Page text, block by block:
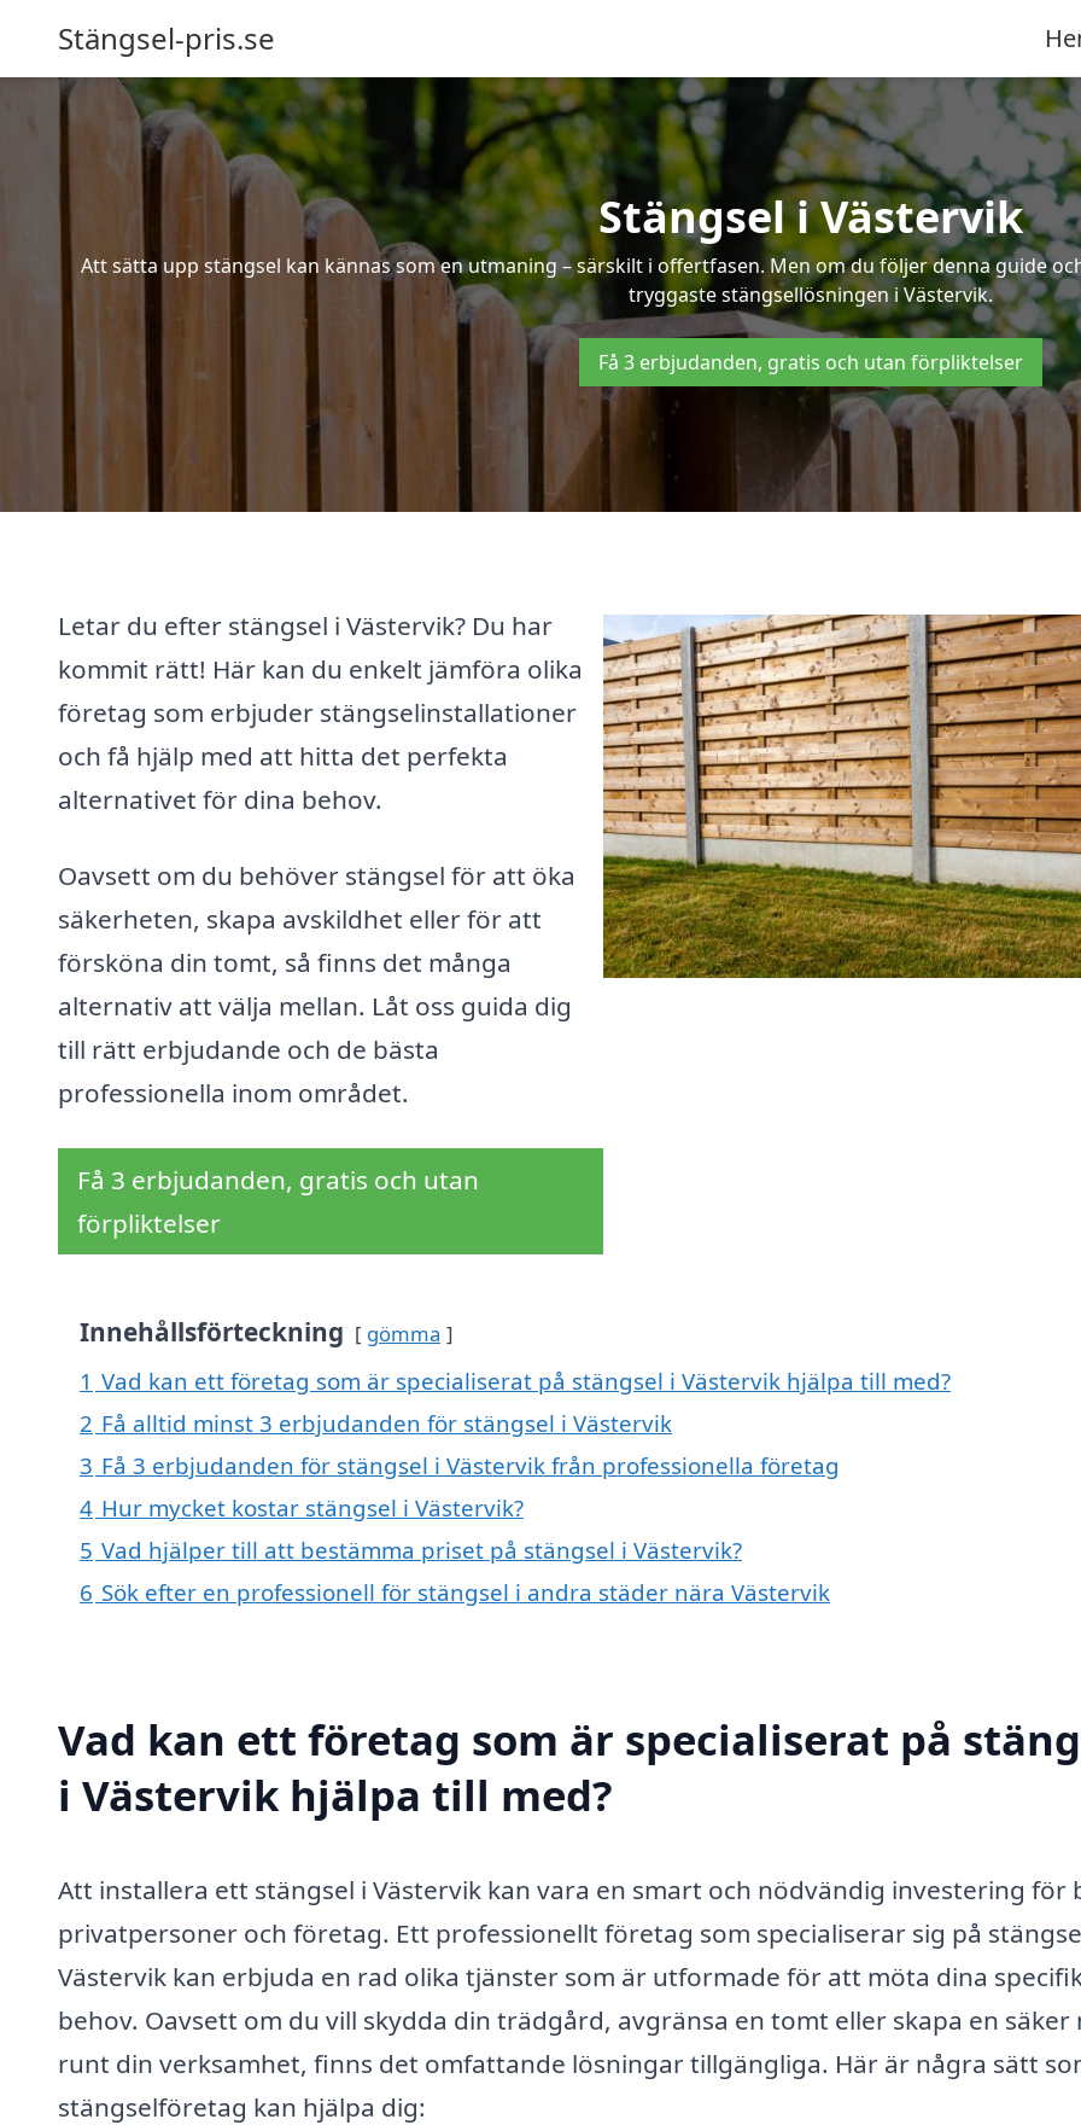
Stängsel-pris.se
Stängsel i Västervik
Att sätta upp stängsel kan kännas som en utmaning – särskilt i offertfasen. Men om du följer denna guide
tryggaste stängsellösningen i Västervik.
Få 3 erbjudanden, gratis och utan förpliktelser
Letar du efter stängsel i Västervik? Du har
kommit rätt! Här kan du enkelt jämföra olika
företag som erbjuder stängselinstallationer
och få hjälp med att hitta det perfekta
alternativet för dina behov.
Oavsett om du behöver stängsel för att öka
säkerheten, skapa avskildhet eller för att
försköna din tomt, så finns det många
alternativ att välja mellan. Låt oss guida dig
till rätt erbjudande och de bästa
professionella inom området.
Få 3 erbjudanden, gratis och utan
förpliktelser
Innehållsförteckning gömma
1 Vad kan ett företag som är specialiserat på stängsel i Västervik hjälpa till med?
2 Få alltid minst 3 erbjudanden för stängsel i Västervik
3 Få 3 erbjudanden för stängsel i Västervik från professionella företag
4 Hur mycket kostar stängsel i Västervik?
5 Vad hjälper till att bestämma priset på stängsel i Västervik?
6 Sök efter en professionell för stängsel i andra städer nära Västervik
Vad kan ett företag som är specialiserat på
i Västervik hjälpa till med?
Att installera ett stängsel i Västervik kan vara en smart och nödvändig investering för
privatpersoner och företag. Ett professionellt företag som specialiserar sig på
Västervik kan erbjuda en rad olika tjänster som är utformade för att möta dina
behov. Oavsett om du vill skydda din trädgård, avgränsa en tomt eller skapa en säker
runt din verksamhet, finns det omfattande lösningar tillgängliga. Här är några sätt
stängselföretag kan hjälpa dig: